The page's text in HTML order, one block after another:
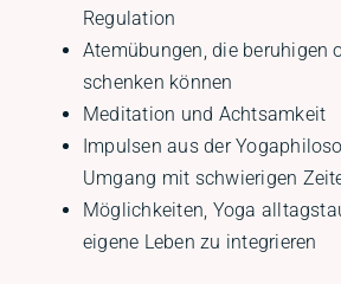
Regulation
Atemübungen, die beruhigen
schenken können
Meditation und Achtsamkeit
Impulsen aus der
Umgang mit schwierigen
Möglichkeiten, Yoga
eigene Leben zu integrieren